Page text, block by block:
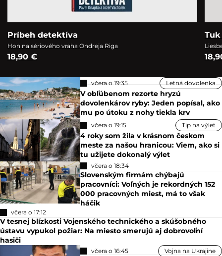
Príbeh detektíva
Hon na sériového vraha Ondreja Riga
18,90 €
včera o 19:35 Letná dovolenka
V obľúbenom rezorte hryzú
dovolenkárov ryby: Jeden popísal, ako
mu po útoku z nohy tiekla krv
včera o 19:15 Tip na výlet
4 roky som žila v krásnom českom
meste za našou hranicou: Viem, ako si
tu užijete dokonalý výlet
včera o 18:34
Slovenským firmám chýbajú
pracovníci: Voľných je rekordných 152
000 pracovných miest, má to však
háčik
včera o 17:12
V tesnej blízkosti Vojenského technického a skúšobného
ústavu vypukol požiar: Na miesto smerujú aj dobrovoľní
hasiči
včera o 16:45 Vojna na Ukrajine